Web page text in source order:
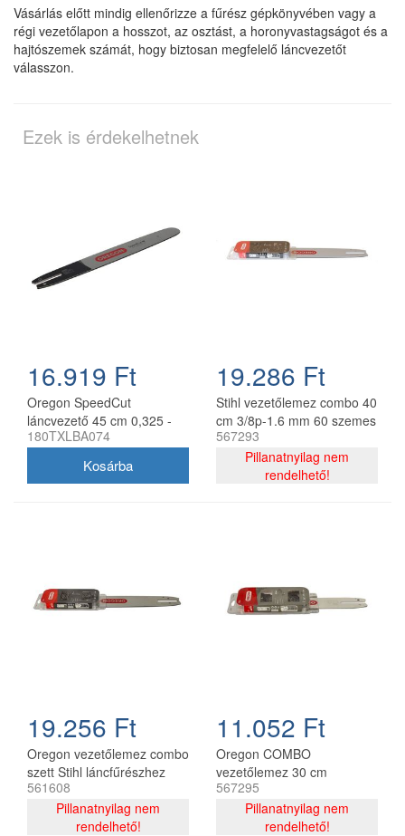
Vásárlás előtt mindig ellenőrizze a fűrész gépkönyvében vagy a
régi vezetőlapon a hosszot, az osztást, a horonyvastagságot és a
hajtószemek számát, hogy biztosan megfelelő láncvezetőt
válasszon.
Ezek is érdekelhetnek
16.919 Ft
Oregon SpeedCut
láncvezető 45 cm 0,325 -
1,3 mm 68 szem Stihl
180TXLBA074
19.286 Ft
Stihl vezetőlemez combo 40
cm 3/8p-1.6 mm 60 szemes
lánccal, Oregon
75DPX060E, 2 db lánc
567293
Pillanatnyilag nem
rendelhető!
19.256 Ft
Oregon vezetőlemez combo
szett Stihl láncfűrészhez
325 - 1,6 mm 40 cm 67
szemes
561608
Pillanatnyilag nem
rendelhető!
11.052 Ft
Oregon COMBO
vezetőlemez 30 cm
120SDEA074 + 2 db
91P044E lánc 3/8P 1.3 mm
44 szemes
567295
Pillanatnyilag nem
rendelhető!